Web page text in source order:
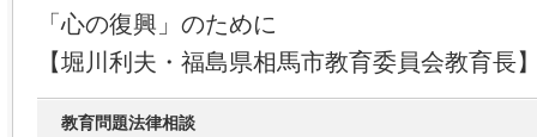
「心の復興」のために
【堀川利夫・福島県相馬市教育委員会教育長
教育問題法律相談